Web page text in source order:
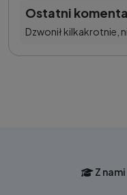
Ostatni
Dzwonił kilkakrotnie,
Z